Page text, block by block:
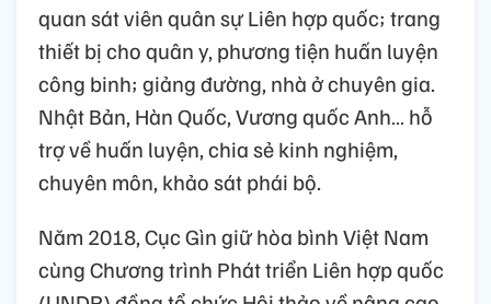
quan sát viên quân sự Liên hợp quốc; trang
thiết bị cho quân y, phương tiện huấn luyện
công binh; giảng đường, nhà ở chuyên gia.
Nhật Bản, Hàn Quốc, Vương quốc Anh… hỗ
trợ về huấn luyện, chia sẻ kinh nghiệm,
chuyên môn, khảo sát phái bộ.
Năm 2018, Cục Gìn giữ hòa bình Việt Nam
cùng Chương trình Phát triển Liên hợp quốc